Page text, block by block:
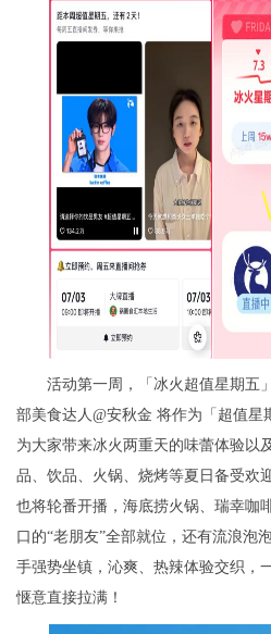
活动第一周，「冰火超值星期五
部美食达人@安秋金 将作为「超值星
为大家带来冰火两重天的味蕾体验以
品、饮品、火锅、烧烤等夏日备受欢
也将轮番开播，海底捞火锅、瑞幸咖
口的“老朋友”全部就位，还有流浪泡
手强势坐镇，沁爽、热辣体验交织，
惬意直接拉满！